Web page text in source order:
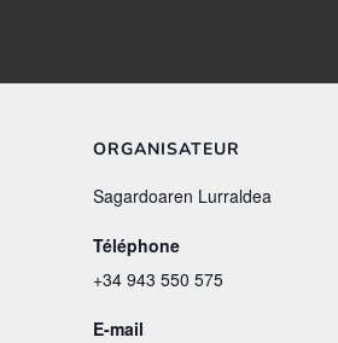
ORGANISATEUR
Sagardoaren Lurraldea
Téléphone
+34 943 550 575
E-mail